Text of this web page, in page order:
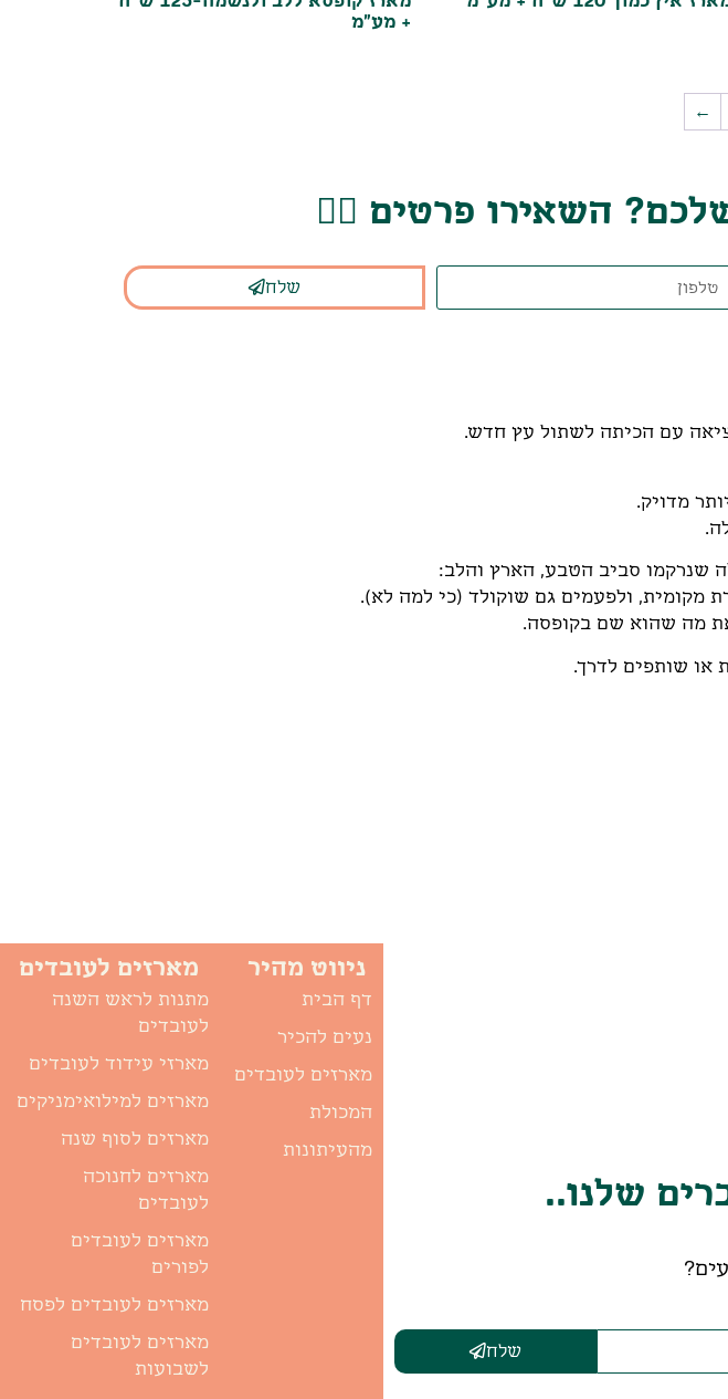
+ מע"מ
←
השאירו פרטים 👇🏽
שלח
עם הכיתה לשתול עץ חדש.
מדויק.
שנרקמו סביב הטבע, הארץ והלב:
מקומית, ולפעמים גם שוקולד (כי למה לא).
מה שהוא שם בקופסה.
או שותפים לדרך.
שלנו..
שלח
ניווט מהיר
דף הבית
נעים להכיר
מארזים לעובדים
המכולת
מהעיתונות
מארזים לעובדים
מתנות לראש השנה
לעובדים
מארזי עידוד לעובדים
מארזים למילואימניקים
מארזים לסוף שנה
מארזים לחנוכה
לעובדים
מארזים לעובדים
לפורים
מארזים לעובדים לפסח
מארזים לעובדים
לשבועות